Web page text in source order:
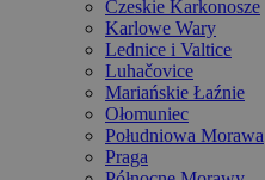
Czeskie Karkonosze
Karlowe Wary
Lednice i Valtice
Luhačovice
Mariańskie Łaźnie
Ołomuniec
Południowa Morawa
Praga